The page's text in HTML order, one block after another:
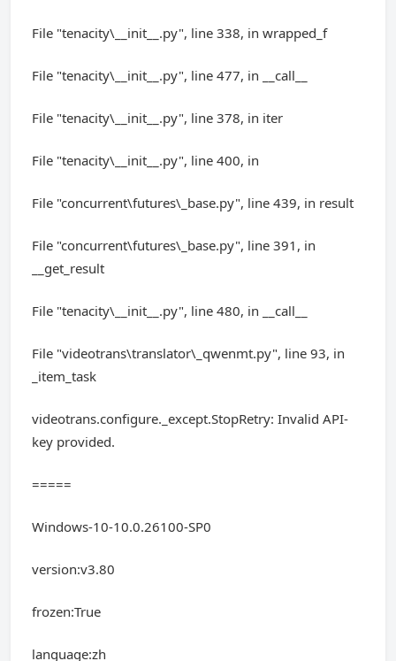
File "tenacity\__init__.py", line 338, in wrapped_f
File "tenacity\__init__.py", line 477, in __call__
File "tenacity\__init__.py", line 378, in iter
File "tenacity\__init__.py", line 400, in
File "concurrent\futures\_base.py", line 439, in result
File "concurrent\futures\_base.py", line 391, in
__get_result
File "tenacity\__init__.py", line 480, in __call__
File "videotrans\translator\_qwenmt.py", line 93, in
_item_task
videotrans.configure._except.StopRetry: Invalid API-
key provided.
=====
Windows-10-10.0.26100-SP0
version:v3.80
frozen:True
language:zh